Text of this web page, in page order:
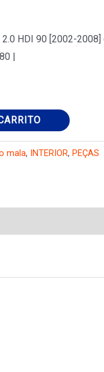
2.0 HDI 90 [2002-
|
mala, INTERIOR, PEÇAS